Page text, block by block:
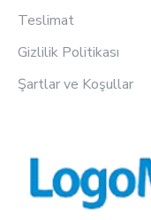
Teslimat
Gizlilik Politikası
Şartlar ve Koşullar